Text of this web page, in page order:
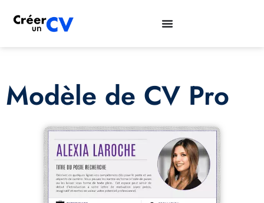
Modèle de CV Pro